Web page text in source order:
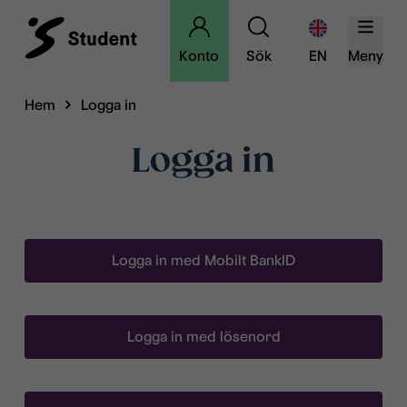
Konto Sök EN Meny
Hem Logga in
Logga in
Logga in med Mobilt BankID
Logga in med lösenord